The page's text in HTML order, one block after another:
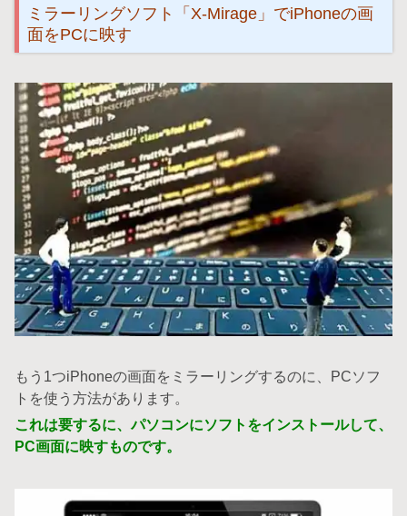
ミラーリングソフト「X-Mirage」でiPhoneの画
面をPCに映す
もう1つiPhoneの画面をミラーリングするのに、PCソフ
トを使う方法があります。
これは要するに、パソコンにソフトをインストールして、
PC画面に映すものです。